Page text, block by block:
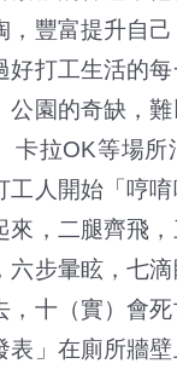
，豐富提升自
好打工生活的
公園的奇缺，
卡拉OK等場所
工人開始「哼唷
來，二腿齊飛
六步暈眩，七滴
，十（實）會
表」在廁所牆